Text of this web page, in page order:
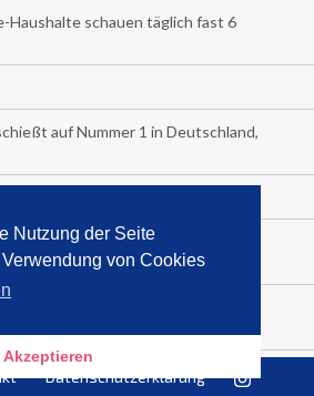
Nutzung der Seite
von Cookies
Akzeptieren
Haushalte schauen täglich fast 6
auf Nummer 1 in Deutschland,
Dauerglotzer
während die Österreicher und
wie sie reich werden.
Quartal – Doppelspitze für
Datenschutzerklärung